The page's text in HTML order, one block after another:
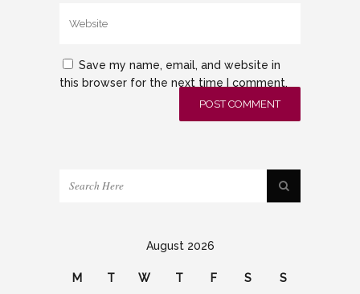
Save my name, email, and website in
this browser for the next time I comment.
August 2026
M T W T F S
S